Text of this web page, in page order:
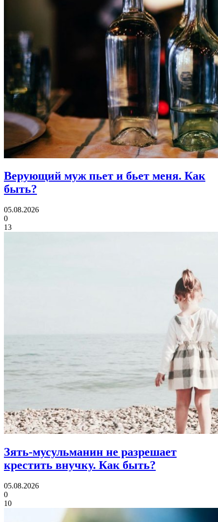
Верующий муж пьет и бьет меня. Как
быть?
05.08.2026
0
13
Зять-мусульманин не разрешает
крестить внучку. Как быть?
05.08.2026
0
10